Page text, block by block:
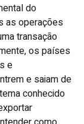
do
as operações
transação
os países
e
e saiam de
conhecido